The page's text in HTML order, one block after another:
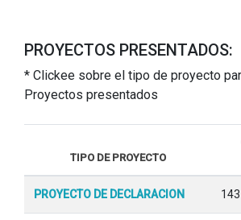
PROYECTOS PRESENTADOS:
* Clickee sobre el tipo de proyecto
Proyectos presentados
TIPO DE PROYECTO
PROYECTO DE DECLARACION 143